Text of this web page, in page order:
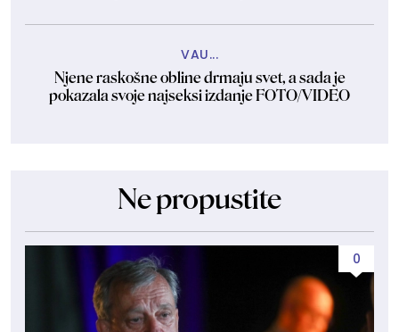
VAU...
Njene raskošne obline drmaju svet, a sada je
pokazala svoje najseksi izdanje FOTO/VIDEO
Ne propustite
0